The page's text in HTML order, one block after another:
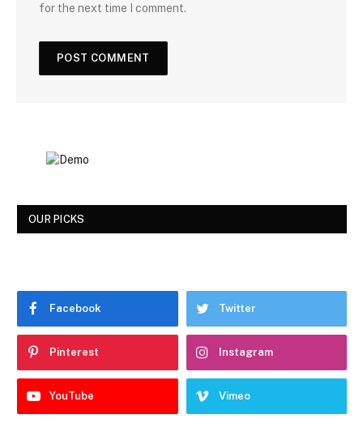
for the next time I comment.
OUR PICKS
Facebook Twitter
Pinterest Instagram
YouTube Vimeo